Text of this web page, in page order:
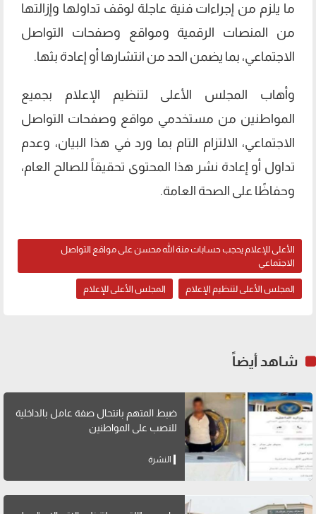
ما يلزم من إجراءات فنية عاجلة لوقف تداولها وإزالتها
من المنصات الرقمية ومواقع وصفحات التواصل
الاجتماعي، بما يضمن الحد من انتشارها أو إعادة بثها.
وأهاب المجلس الأعلى لتنظيم الإعلام بجميع
المواطنين من مستخدمي مواقع وصفحات التواصل
الاجتماعي، الالتزام التام بما ورد في هذا البيان، وعدم
تداول أو إعادة نشر هذا المحتوى تحقيقاً للصالح العام،
وحفاظًا على الصحة العامة.
الأعلى للإعلام يحجب حسابات منة الله محسن على مواقع التواصل
الاجتماعي
المجلس الأعلى لتنظيم الإعلام المجلس الأعلى للإعلام
شاهد أيضاً
ضبط المتهم بانتحال صفة عامل بالداخلية
للنصب على المواطنين
النشرة